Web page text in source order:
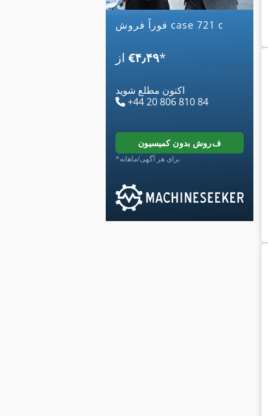
فوراً فروش case 721 c
‎€۴٫۴۹*
اکنون مطلع شوید
+44 20 806 810 84
فروش بدون کمیسیون
*برای هر آگهی/ماهانه